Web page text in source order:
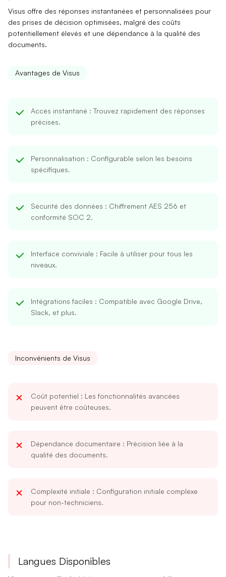
Visus offre des réponses instantanées et personnalisées pour
des prises de décision optimisées, malgré des coûts
potentiellement élevés et une dépendance à la qualité des
documents.
Avantages de Visus
Accès instantané : Trouvez rapidement des réponses
précises.
Personnalisation : Configurable selon les besoins
spécifiques.
Sécurité des données : Chiffrement AES 256 et
conformité SOC 2.
Interface conviviale : Facile à utiliser pour tous les
niveaux.
Intégrations faciles : Compatible avec Google Drive,
Slack, et plus.
Inconvénients de Visus
Coût potentiel : Les fonctionnalités avancées
peuvent être coûteuses.
Dépendance documentaire : Précision liée à la
qualité des documents.
Complexité initiale : Configuration initiale complexe
pour non-techniciens.
Langues Disponibles